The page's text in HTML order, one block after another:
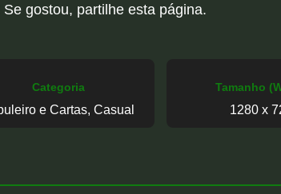
gostou, partilhe esta página.
Categoria
e Cartas, Casual
Tamanho
1280 x